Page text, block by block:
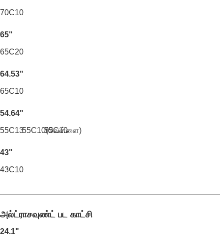
70C10
65"
65C20
64.53"
65C10
54.64"
55C1355C10(வெள்ளை)
55C10
43"
43C10
அல்ட்ராசவுண்ட் பட காட்சி
24.1"